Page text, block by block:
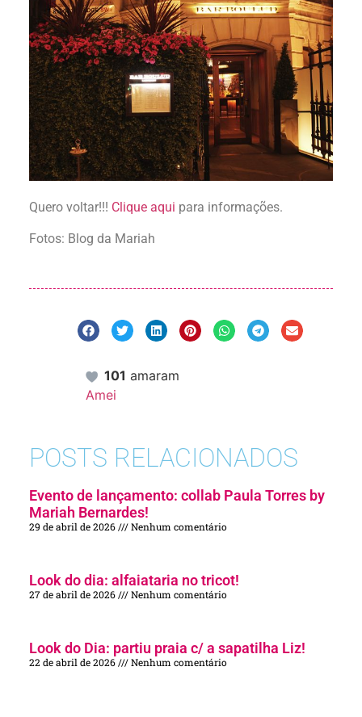
Quero voltar!!! Clique aqui para informações.
Fotos: Blog da Mariah
101 amaram
Amei
POSTS RELACIONADOS
Evento de lançamento: collab Paula Torres by
Mariah Bernardes!
29 de abril de 2026 Nenhum comentário
Look do dia: alfaiataria no tricot!
27 de abril de 2026 Nenhum comentário
Look do Dia: partiu praia c/ a sapatilha Liz!
22 de abril de 2026 Nenhum comentário